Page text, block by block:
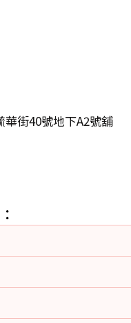
華街40號地下A2號舖